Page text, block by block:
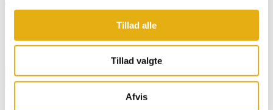
Tillad alle
Tillad valgte
Afvis
Tilmeld dig vores nyhedsbrev og få opdatering
Navn
BOBMAN er specifikt udviklet til at skabe et renere, sundere og